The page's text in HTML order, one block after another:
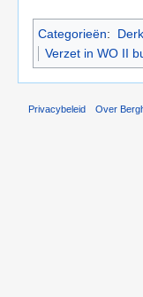
Categorieën:
Verzet in WO II
Privacybeleid Over